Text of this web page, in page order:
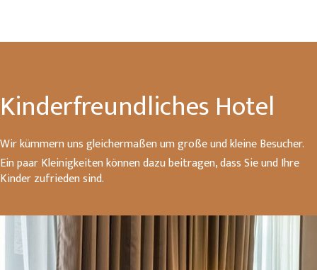
Kinderfreundliches Hotel
Wir kümmern uns gleichermaßen um große und kleine Besucher.
Ein paar Kleinigkeiten können dazu beitragen, dass Sie und Ihre
Kinder zufrieden sind.